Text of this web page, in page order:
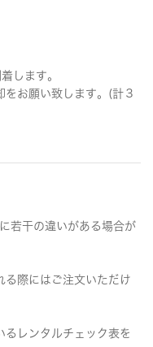
します。
をお願い致します。(計３
若干の違いがある場合が
際にはご注文いただけ
レンタルチェック表を